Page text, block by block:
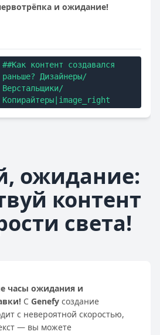
и ожидание!
##Как контент создавался
раньше? Дизайнеры/
Верстальщики/
Копирайтеры|image_right
ожидание:
контент
света!
часы ожидания и
С Genefy создание
с невероятной скоростью,
— вы можете